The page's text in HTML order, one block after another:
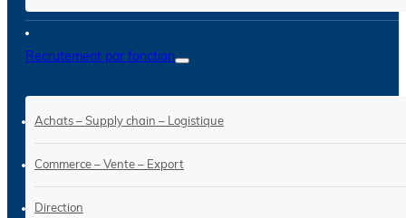
Recrutement par fonction
Achats – Supply chain – Logistique
Commerce – Vente – Export
Direction